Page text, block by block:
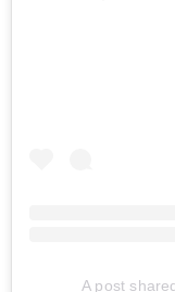
A post